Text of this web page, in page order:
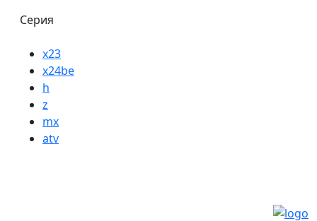
Серия
x23
x24be
h
z
mx
atv